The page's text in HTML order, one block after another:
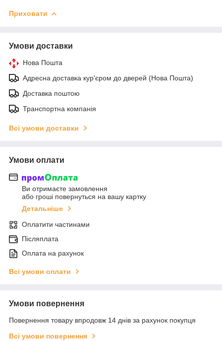
Приховати
Умови доставки
Нова Пошта
Адресна доставка кур'єром до дверей (Нова Пошта)
Доставка поштою
Транспортна компанія
Всі умови доставки
Умови оплати
Ви отримаєте замовлення
або гроші повернуться на вашу картку
Детальніше
Оплатити частинами
Післяплата
Оплата на рахунок
Всі умови оплати
Умови повернення
Повернення товару впродовж 14 днів за рахунок покупця
Всі умови повернення